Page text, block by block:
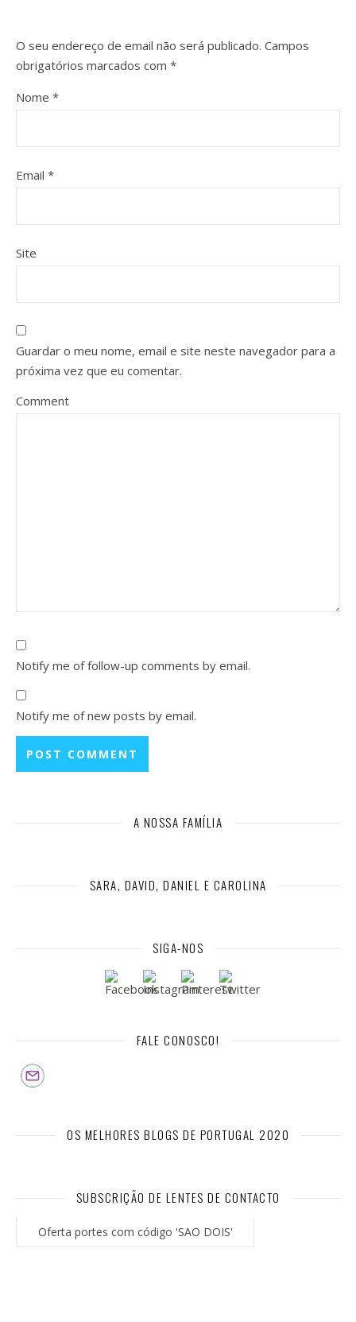
O seu endereço de email não será publicado. Campos
obrigatórios marcados com *
Nome *
Email *
Site
Guardar o meu nome, email e site neste navegador para a
próxima vez que eu comentar.
Comment
Notify me of follow-up comments by email.
Notify me of new posts by email.
A NOSSA FAMÍLIA
SARA, DAVID, DANIEL E CAROLINA
SIGA-NOS
FALE CONOSCO!
OS MELHORES BLOGS DE PORTUGAL 2020
SUBSCRIÇÃO DE LENTES DE CONTACTO
Oferta portes com código 'SAO DOIS'